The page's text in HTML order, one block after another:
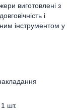
виготовлені з
і
інструментом у
1 шт.